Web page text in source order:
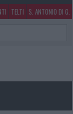
TELTI S. ANTONIO DI G.